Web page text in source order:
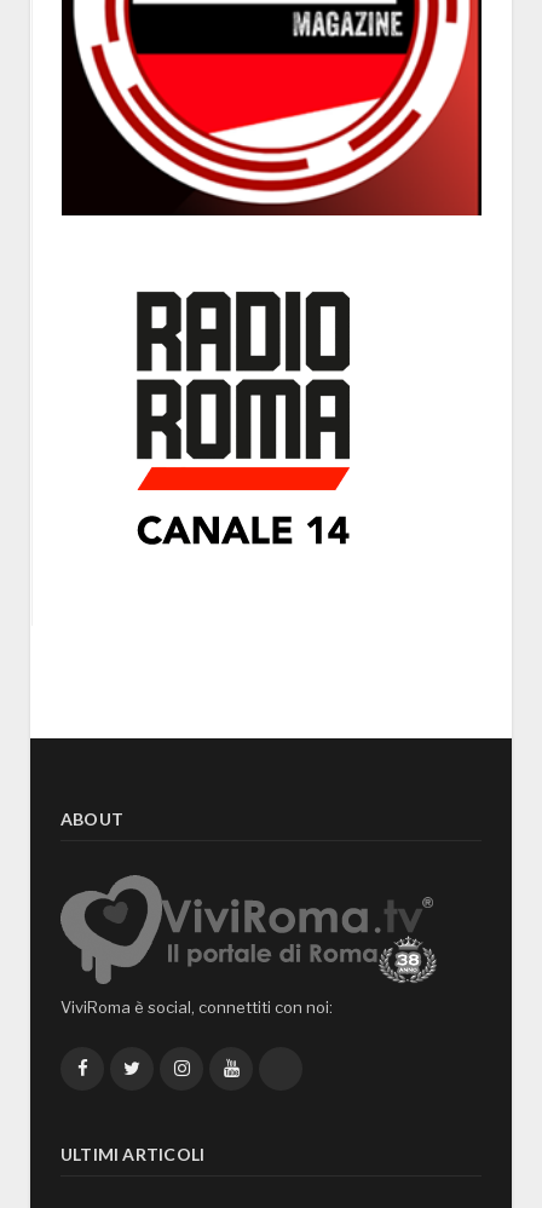
ABOUT
ViviRoma è social, connettiti con noi:
FacebookTwitterInstagramYouTube
ULTIMI ARTICOLI